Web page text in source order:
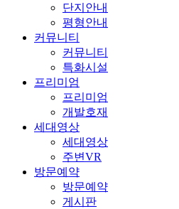
단지안내
평형안내
커뮤니티
커뮤니티
특화시설
프리미엄
프리미엄
개발호재
세대영상
세대영상
주변VR
방문예약
방문예약
게시판